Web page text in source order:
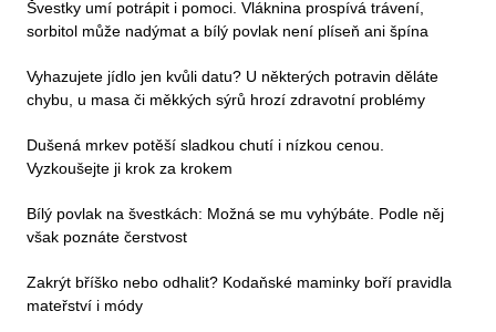
Švestky umí potrápit i pomoci. Vláknina prospívá trávení,
sorbitol může nadýmat a bílý povlak není plíseň ani špína
Vyhazujete jídlo jen kvůli datu? U některých potravin děláte
chybu, u masa či měkkých sýrů hrozí zdravotní problémy
Dušená mrkev potěší sladkou chutí i nízkou cenou.
Vyzkoušejte ji krok za krokem
Bílý povlak na švestkách: Možná se mu vyhýbáte. Podle něj
však poznáte čerstvost
Zakrýt bříško nebo odhalit? Kodaňské maminky boří pravidla
mateřství i módy